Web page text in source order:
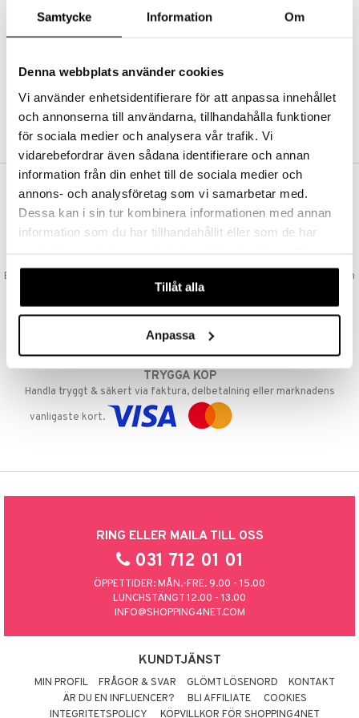
Samtycke Information Om
Denna webbplats använder cookies
Vi använder enhetsidentifierare för att anpassa innehållet
och annonserna till användarna, tillhandahålla funktioner
för sociala medier och analysera vår trafik. Vi
vidarebefordrar även sådana identifierare och annan
information från din enhet till de sociala medier och
annons- och analysföretag som vi samarbetar med.
Dessa kan i sin tur kombinera informationen med annan
information som du har tillhandahållit eller som de har
våra cookies vid fortsatt användande av vår webbplats.
Tillåt alla
Anpassa
Abonnemang
Bevaka produkter
Recensera produkter
SKAPA KUND
VAD KOSTAR FRAKTEN?
Vi erbjuder fri frakt från 350 kr. Vår gräns för fraktfri leverans bestäms
utifån vilken avdelning du handlar från. Läs mer här »
Beställningar lagda före 14:00 (gäller varor i lager) skickas normalt ut från
oss samma dag.
GODKÄND AV LÄKEMEDELSVERKET
EU-logotypen är symbolen som visar att vi är godkända av
TRYGGA KÖP
Handla tryggt & säkert via faktura, delbetalning eller marknadens
vanligaste kort.
RING ELLER MAILA TILL OSS
031 712 01 01
ÖPPETTIDER: MÅN.-FRE. 9.00 - 15.00
LUNCHSTÄNGT 12.00 - 13.00
INFO@SHOPPING4NET.COM
KUNDTJÄNST
MIN PROFIL FRÅGOR & SVAR GLÖMT LÖSENORD
KONTAKT
ÄR DU EN INFLUENCER?
BLI AFFILIATE
COOKIES
INTEGRITETSPOLICY
KÖPVILLKOR FÖR SHOPPING4NET